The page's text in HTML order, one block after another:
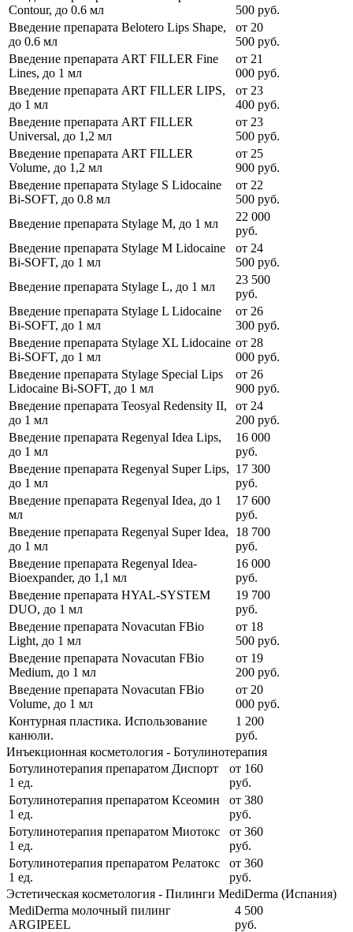
Contour, до 0.6 мл
500 руб.
Введение препарата Belotero Lips Shape,
до 0.6 мл
от 20
500 руб.
Введение препарата ART FILLER Fine
Lines, до 1 мл
от 21
000 руб.
Введение препарата ART FILLER LIPS,
до 1 мл
от 23
400 руб.
Введение препарата ART FILLER
Universal, до 1,2 мл
от 23
500 руб.
Введение препарата ART FILLER
Volume, до 1,2 мл
от 25
900 руб.
Введение препарата Stylage S Lidocaine
Bi-SOFT, до 0.8 мл
от 22
500 руб.
Введение препарата Stylage M, до 1 мл
22 000
руб.
Введение препарата Stylage M Lidocaine
Bi-SOFT, до 1 мл
от 24
500 руб.
Введение препарата Stylage L, до 1 мл
23 500
руб.
Введение препарата Stylage L Lidocaine
Bi-SOFT, до 1 мл
от 26
300 руб.
Введение препарата Stylage XL Lidocaine
Bi-SOFT, до 1 мл
от 28
000 руб.
Введение препарата Stylage Special Lips
Lidocaine Bi-SOFT, до 1 мл
от 26
900 руб.
Введение препарата Teosyal Redensity II,
до 1 мл
от 24
200 руб.
Введение препарата Regenyal Idea Lips,
до 1 мл
16 000
руб.
Введение препарата Regenyal Super Lips,
до 1 мл
17 300
руб.
Введение препарата Regenyal Idea, до 1
мл
17 600
руб.
Введение препарата Regenyal Super Idea,
до 1 мл
18 700
руб.
Введение препарата Regenyal Idea-
Bioexpander, до 1,1 мл
16 000
руб.
Введение препарата HYAL-SYSTEM
DUO, до 1 мл
19 700
руб.
Введение препарата Novacutan FBio
Light, до 1 мл
от 18
500 руб.
Введение препарата Novacutan FBio
Medium, до 1 мл
от 19
200 руб.
Введение препарата Novacutan FBio
Volume, до 1 мл
от 20
000 руб.
Контурная пластика. Использование
канюли.
1 200
руб.
Инъекционная косметология - Ботулинотерапия
Ботулинотерапия препаратом Диспорт
1 ед.
от 160
руб.
Ботулинотерапия препаратом Ксеомин
1 ед.
от 380
руб.
Ботулинотерапия препаратом Миотокс
1 ед.
от 360
руб.
Ботулинотерапия препаратом Релатокс
1 ед.
от 360
руб.
Эстетическая косметология - Пилинги MediDerma (Испания)
MediDerma молочный пилинг
ARGIPEEL
4 500
руб.